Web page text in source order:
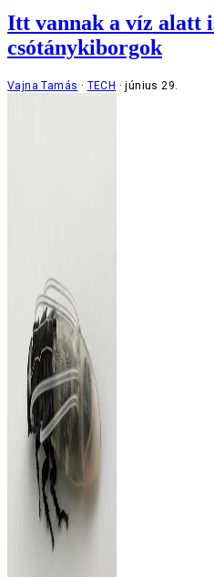
Itt vannak a víz alatt
csótánykiborgok
Vajna Tamás TECH június 29.